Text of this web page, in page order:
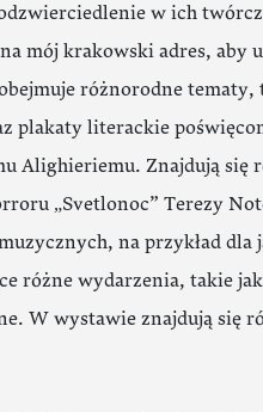
w ich
mój krakowski adres,
różnorodne
plakaty literackie
Alighieriemu. Znajdują
„Svetlonoc” Terezy
na przykład dla
różne wydarzenia, takie
W wystawie znajdują się